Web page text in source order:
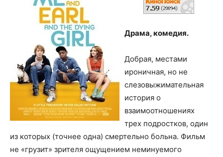
Драма, комедия.
Добрая, местами
ироничная, но не
слезовыжимательная
история о
взаимоотношениях
трех подростков, один
из которых (точнее одна) смертельно больна. Фильм
не «грузит» зрителя ощущением неминуемого